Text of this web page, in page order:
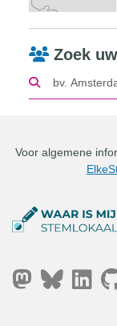
Zoek
Voor algemene